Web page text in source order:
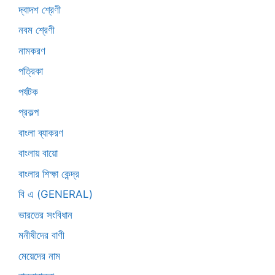
দ্বাদশ শ্রেণী
নবম শ্রেণী
নামকরণ
পত্রিকা
পর্যটক
প্রকল্প
বাংলা ব্যাকরণ
বাংলায় বায়ো
বাংলার শিক্ষা কেন্দ্র
বি এ (GENERAL)
ভারতের সংবিধান
মনীষীদের বাণী
মেয়েদের নাম